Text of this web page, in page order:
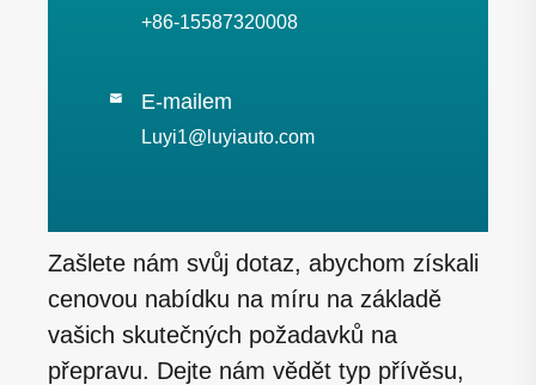
+86-15587320008
 E-mailem
Luyi1@luyiauto.com
Zašlete nám svůj dotaz, abychom získali
cenovou nabídku na míru na základě
vašich skutečných požadavků na
přepravu. Dejte nám vědět typ přívěsu,